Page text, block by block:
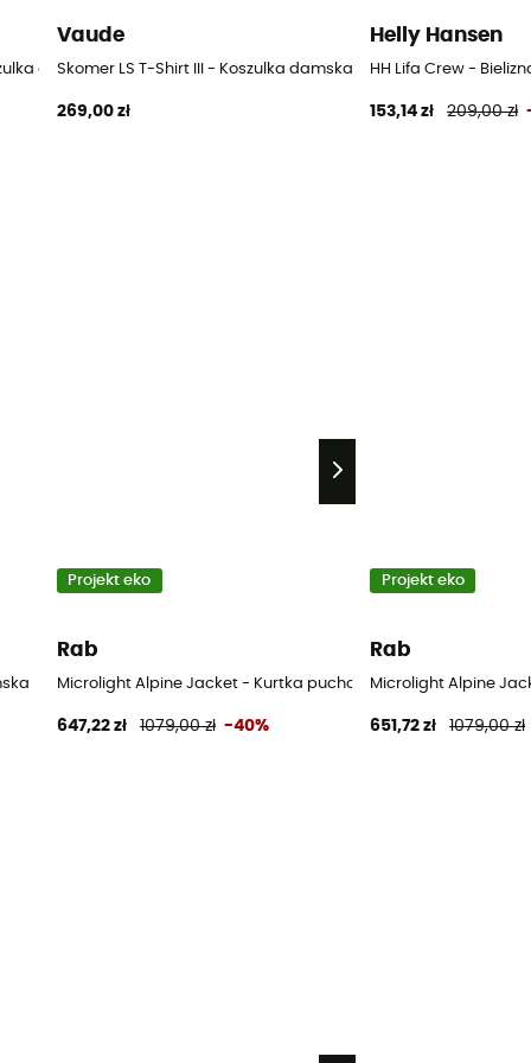
damska
Vaude
Skomer LS T-Shirt III - Koszulka damska
269,00 zł
Helly Hansen
HH Lifa Crew -
153,14 zł 209,00 zł
Projekt eko
Rab
Microlight Alpine Jacket - Kurtka puchowa meski
647,22 zł 1079,00 zł -40%
Projekt eko
Rab
Microlight Alpine
651,72 zł 1079,00 zł